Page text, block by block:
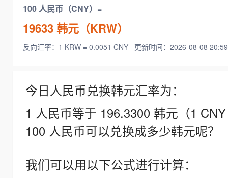
100 人民币（CNY）=
19633韩元（KRW）
反向汇率：1 KRW = 0.0051 CNY 更新时间：2026-08-08
今日人民币兑换韩元汇率为：
1 人民币等于 196.3300 韩元（1
100 人民币可以兑换成多少韩元呢？
我们可以用以下公式进行计算：